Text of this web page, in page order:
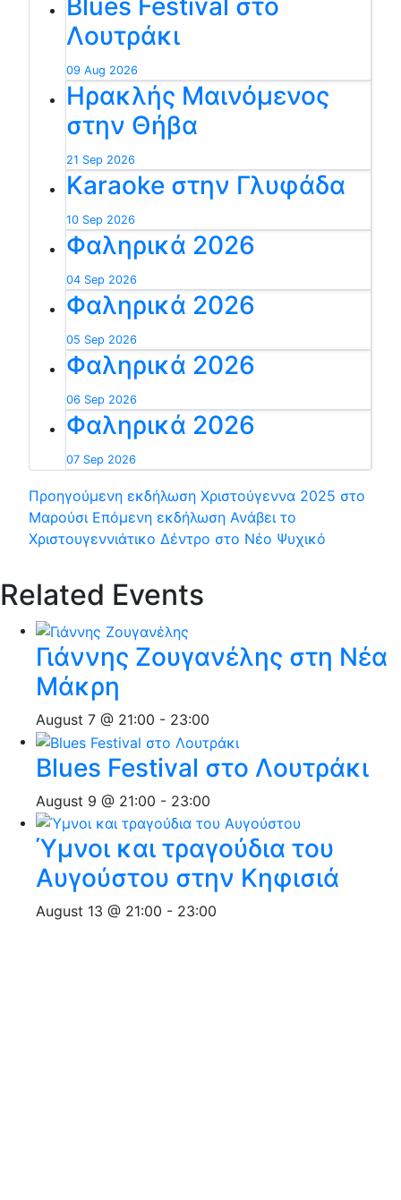
Blues Festival στο
Λουτράκι
09 Aug 2026
Ηρακλής Μαινόμενος
στην Θήβα
21 Sep 2026
Karaoke στην Γλυφάδα
10 Sep 2026
Φαληρικά 2026
04 Sep 2026
Φαληρικά 2026
05 Sep 2026
Φαληρικά 2026
06 Sep 2026
Φαληρικά 2026
07 Sep 2026
Προηγούμενη εκδήλωση Χριστούγεννα 2025 στο
Μαρούσι Επόμενη εκδήλωση Ανάβει το
Χριστουγεννιάτικο Δέντρο στο Νέο Ψυχικό
Related Events
Γιάννης Ζουγανέλης στη Νέα
Μάκρη
August 7 @ 21:00 - 23:00
Blues Festival στο Λουτράκι
August 9 @ 21:00 - 23:00
Ύμνοι και τραγούδια του
Αυγούστου στην Κηφισιά
August 13 @ 21:00 - 23:00